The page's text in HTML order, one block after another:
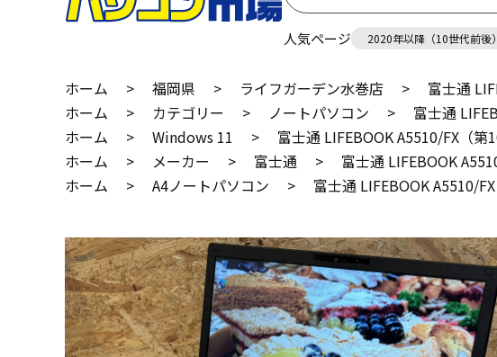
人気ページ 2020年以降（10世代前後）
ホーム > 福岡県 > ライフガーデン水巻店 >
富士通
ホーム
> カテゴリー > ノートパソコン >
富士通
ホーム
> Windows 11 >
富士通 LIFEBOOK A5510/FX（第
ホーム
> メーカー > 富士通 >
富士通 LIFEBOOK
ホーム
> A4ノートパソコン > 富士通 LIFEBOOK A5510/FX